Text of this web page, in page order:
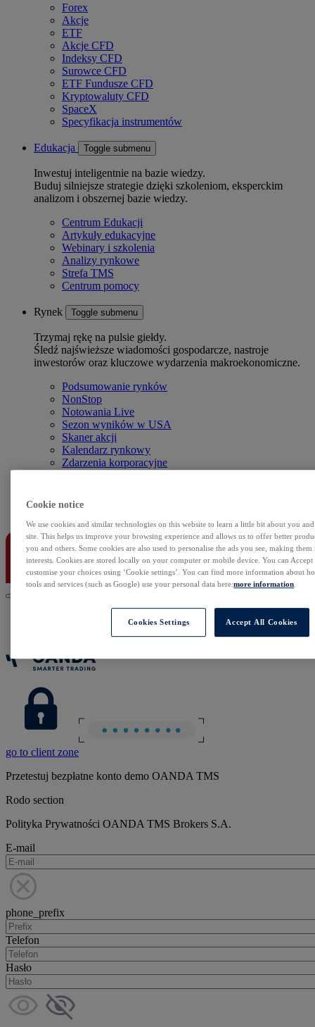
Forex
Akcje
ETF
Akcje CFD
Indeksy CFD
Surowce CFD
ETF Fundusze CFD
Kryptowaluty CFD
SpaceX
Specyfikacja instrumentów
Edukacja Toggle submenu
Inwestuj inteligentnie na bazie wiedzy.
Buduj silniejsze strategie dzięki szkoleniom, eksperckim
analizom i obszernej bazie wiedzy.
Centrum Edukacji
Artykuły edukacyjne
Webinary i szkolenia
Analizy rynkowe
Strefa TMS
Centrum pomocy
Rynek Toggle submenu
Trzymaj rękę na pulsie giełdy.
Śledź najświeższe wiadomości gospodarcze, nastroje
inwestorów oraz kluczowe wydarzenia makroekonomiczne.
Podsumowanie rynków
NonStop
Notowania Live
Sezon wyników w USA
Skaner akcji
Kalendarz rynkowy
Zdarzenia korporacyjne
go to client zone
Przetestuj bezpłatne konto demo OANDA TMS
Rodo section
Polityka Prywatności OANDA TMS Brokers S.A.
E-mail
phone_prefix
Telefon
Hasło
Cookie notice
We use cookies and similar technologies on this website to learn a little bit about you
site. This helps us improve your browsing experience and allows us to offer better
you and others. Some cookies are also used to personalise the ads you see, making
interests. Cookies are stored locally on your computer or mobile device. You can
customise your choices using ‘Cookie settings’. You can find more information about
tools and services (such as Google) use your personal data here:more information
Cookies Settings Accept All Cookies